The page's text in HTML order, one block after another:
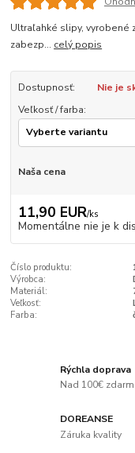
Ultraľahké slipy, vyrobené
zabezp... celý popis
Dostupnosť:
Nie je
Veľkosť / farba:
Naša cena
11,90 EUR/ks
Momentálne nie je k
Číslo produktu:
Výrobca:
Materiál:
Veľkosť:
Farba:
Rýchla doprava
Nad 100€
DOREANSE
Záruka kvality